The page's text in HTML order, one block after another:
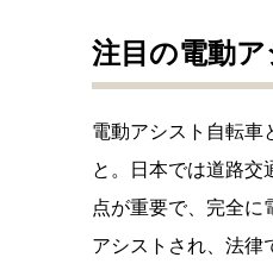
注目の電動
電動アシスト自転車
と。日本では道路交
点が重要で、完全に
アシストされ、法律